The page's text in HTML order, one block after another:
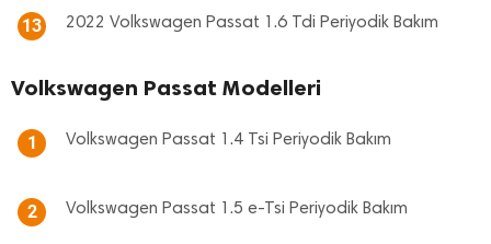
13 2022 Volkswagen Passat 1.6 Tdi Periyodik Bakım
Volkswagen Passat Modelleri
1 Volkswagen Passat 1.4 Tsi Periyodik Bakım
2 Volkswagen Passat 1.5 e-Tsi Periyodik Bakım